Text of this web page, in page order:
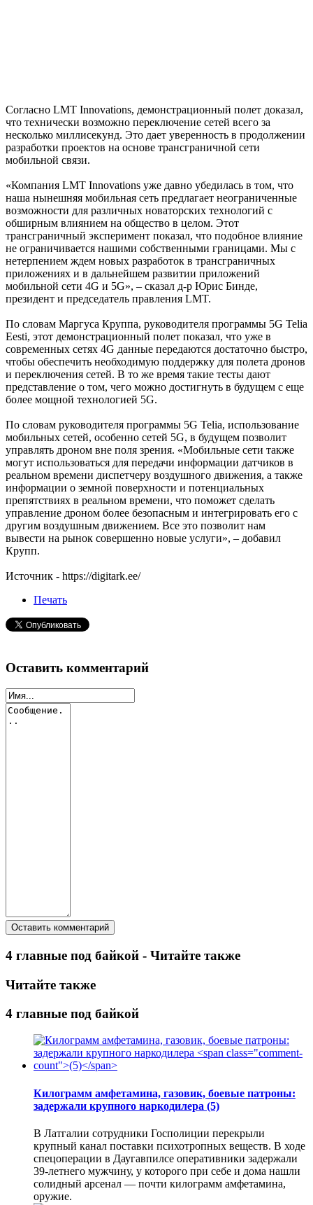
Согласно LMT Innovations, демонстрационный полет доказал,
что технически возможно переключение сетей всего за
несколько миллисекунд. Это дает уверенность в продолжении
разработки проектов на основе трансграничной сети
мобильной связи.
«Компания LMT Innovations уже давно убедилась в том, что
наша нынешняя мобильная сеть предлагает неограниченные
возможности для различных новаторских технологий с
обширным влиянием на общество в целом. Этот
трансграничный эксперимент показал, что подобное влияние
не ограничивается нашими собственными границами. Мы с
нетерпением ждем новых разработок в трансграничных
приложениях и в дальнейшем развитии приложений
мобильной сети 4G и 5G», – сказал д-р Юрис Бинде,
президент и председатель правления LMT.
По словам Маргуса Круппа, руководителя программы 5G Telia
Eesti, этот демонстрационный полет показал, что уже в
современных сетях 4G данные передаются достаточно быстро,
чтобы обеспечить необходимую поддержку для полета дронов
и переключения сетей. В то же время такие тесты дают
представление о том, чего можно достигнуть в будущем с еще
более мощной технологией 5G.
По словам руководителя программы 5G Telia, использование
мобильных сетей, особенно сетей 5G, в будущем позволит
управлять дроном вне поля зрения. «Мобильные сети также
могут использоваться для передачи информации датчиков в
реальном времени диспетчеру воздушного движения, а также
информации о земной поверхности и потенциальных
препятствиях в реальном времени, что поможет сделать
управление дроном более безопасным и интегрировать его с
другим воздушным движением. Все это позволит нам
вывести на рынок совершенно новые услуги», – добавил
Крупп.
Источник - https://digitark.ee/
Печать
Оставить комментарий
4 главные под байкой - Читайте также
Читайте также
4 главные под байкой
Килограмм амфетамина, газовик, боевые патроны:
задержали крупного наркодилера (5)
В Латгалии сотрудники Госполиции перекрыли
крупный канал поставки психотропных веществ. В ходе
спецоперации в Даугавпилсе оперативники задержали
39-летнего мужчину, у которого при себе и дома нашли
солидный арсенал — почти килограмм амфетамина,
оружие.